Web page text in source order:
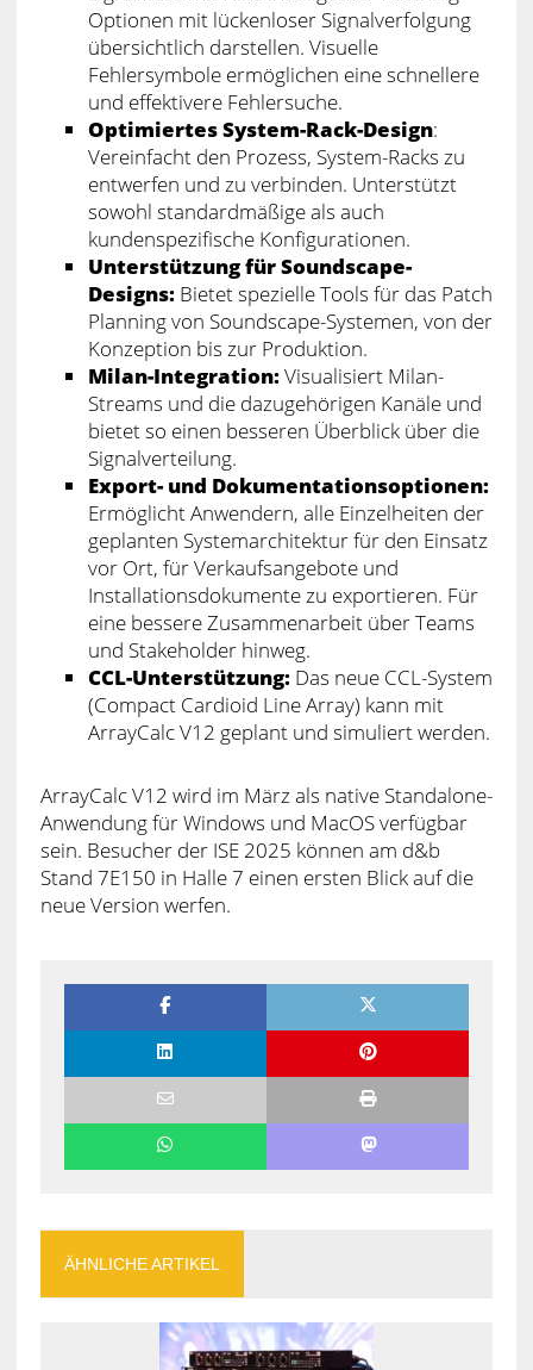
Optionen mit lückenloser Signalverfolgung
übersichtlich darstellen. Visuelle
Fehlersymbole ermöglichen eine schnellere
und effektivere Fehlersuche.
Optimiertes System-Rack-Design:
Vereinfacht den Prozess, System-Racks zu
entwerfen und zu verbinden. Unterstützt
sowohl standardmäßige als auch
kundenspezifische Konfigurationen.
Unterstützung für Soundscape-
Designs:Bietet spezielle Tools für das Patch
Planning von Soundscape-Systemen, von der
Konzeption bis zur Produktion.
Milan-Integration:Visualisiert Milan-
Streams und die dazugehörigen Kanäle und
bietet so einen besseren Überblick über die
Signalverteilung.
Export- und Dokumentationsoptionen:
Ermöglicht Anwendern, alle Einzelheiten der
geplanten Systemarchitektur für den Einsatz
vor Ort, für Verkaufsangebote und
Installationsdokumente zu exportieren. Für
eine bessere Zusammenarbeit über Teams
und Stakeholder hinweg.
CCL-Unterstützung:Das neue CCL-System
(Compact Cardioid Line Array) kann mit
ArrayCalc V12 geplant und simuliert werden.
ArrayCalc V12 wird im März als native Standalone-
Anwendung für Windows und MacOS verfügbar
sein. Besucher der ISE 2025 können am d&b
Stand 7E150 in Halle 7 einen ersten Blick auf die
neue Version werfen.
ÄHNLICHE ARTIKEL